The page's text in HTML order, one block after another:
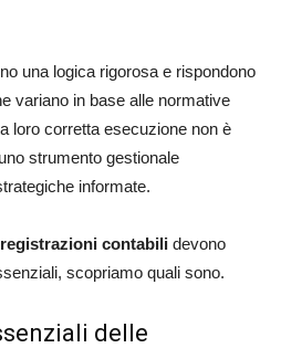
una logica rigorosa e rispondono
variano in base alle normative
loro corretta esecuzione non è
strumento gestionale
informate.
registrazioni contabili devono
scopriamo quali sono.
delle